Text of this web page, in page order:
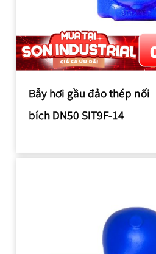
Bẫy hơi gầu đảo thép nối
bích DN50 SIT9F-14